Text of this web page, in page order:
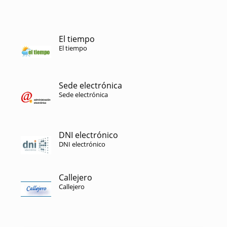
El tiempo
El tiempo
Sede electrónica
Sede electrónica
DNI electrónico
DNI electrónico
Callejero
Callejero